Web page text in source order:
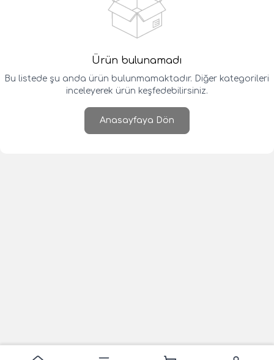
Ürün bulunamadı
Bu listede şu anda ürün bulunmamaktadır. Diğer kategorileri
inceleyerek ürün keşfedebilirsiniz.
Anasayfaya Dön